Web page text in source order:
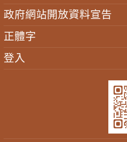
政府網站開放資料宣告
正體字
登入